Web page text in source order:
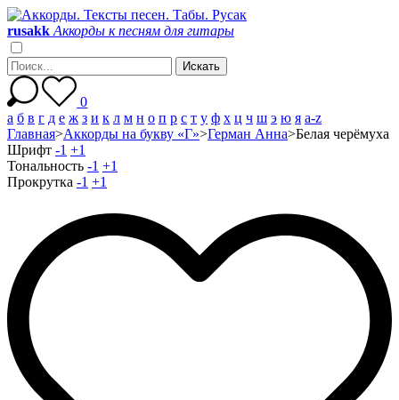
rusakk Аккорды к песням для гитары
0
а б в г д е ж з и к л м н о п р с т у ф х ц ч ш э ю я a-z
Главная>Аккорды на букву «Г»>Герман Анна>Белая черёмуха
Шрифт -1 +1
Тональность -1 +1
Прокрутка -1 +1